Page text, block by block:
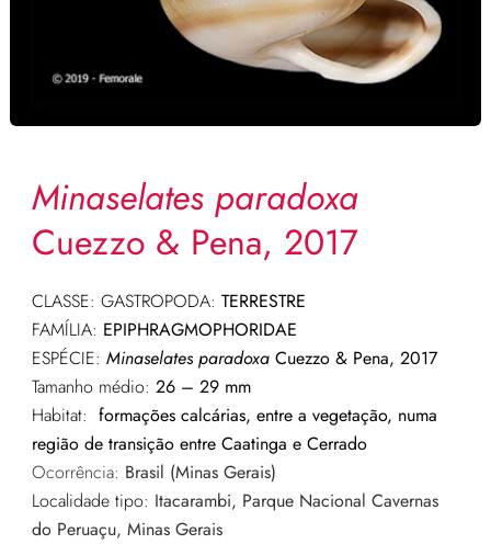
Minaselates paradoxa
Cuezzo & Pena, 2017
CLASSE: GASTROPODA: TERRESTRE
FAMÍLIA: EPIPHRAGMOPHORIDAE
ESPÉCIE: Minaselates paradoxaCuezzo & Pena, 2017
Tamanho médio: 26 – 29 mm
Habitat: formações calcárias, entre a vegetação, numa
região de transição entre Caatinga e Cerrado
Ocorrência: Brasil (Minas Gerais)
Localidade tipo: Itacarambi, Parque Nacional Cavernas
do Peruaçu, Minas Gerais